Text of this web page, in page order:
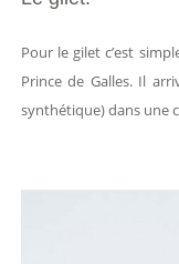
Pour le gilet c’est
Prince de Galles. Il
synthétique) dans une